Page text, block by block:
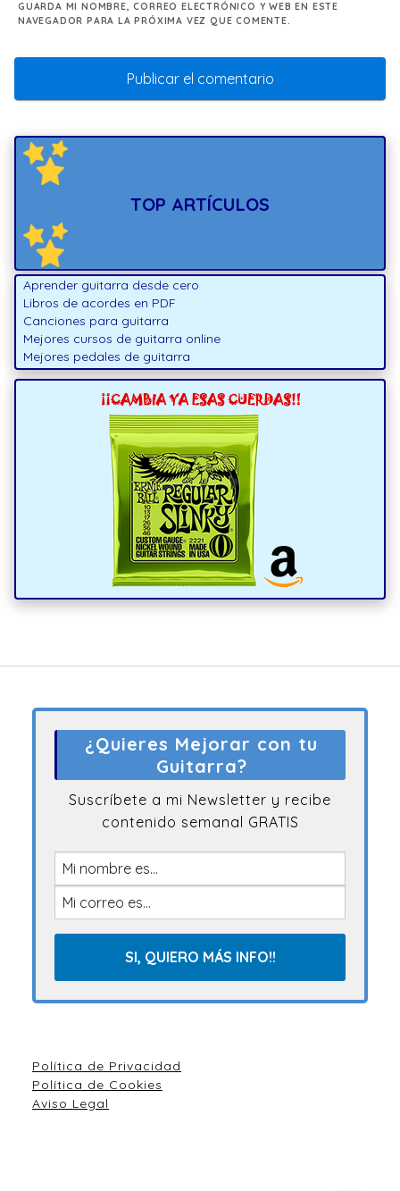
GUARDA MI NOMBRE, CORREO ELECTRÓNICO Y WEB EN ESTE
NAVEGADOR PARA LA PRÓXIMA VEZ QUE COMENTE.
TOP ARTÍCULOS
Aprender guitarra desde cero
Libros de acordes en PDF
Canciones para guitarra
Mejores cursos de guitarra online
Mejores pedales de guitarra
¿Quieres Mejorar con tu
Guitarra?
Suscríbete a mi Newsletter y recibe
contenido semanal GRATIS
Política de Privacidad
Política de Cookies
Aviso Legal